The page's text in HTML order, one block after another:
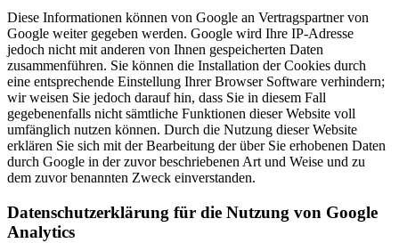
Diese Informationen können von Google an Vertragspartner von
Google weiter gegeben werden. Google wird Ihre IP-Adresse
jedoch nicht mit anderen von Ihnen gespeicherten Daten
zusammenführen. Sie können die Installation der Cookies durch
eine entsprechende Einstellung Ihrer Browser Software verhindern;
wir weisen Sie jedoch darauf hin, dass Sie in diesem Fall
gegebenenfalls nicht sämtliche Funktionen dieser Website voll
umfänglich nutzen können. Durch die Nutzung dieser Website
erklären Sie sich mit der Bearbeitung der über Sie erhobenen Daten
durch Google in der zuvor beschriebenen Art und Weise und zu
dem zuvor benannten Zweck einverstanden.
Datenschutzerklärung für die Nutzung von Google
Analytics